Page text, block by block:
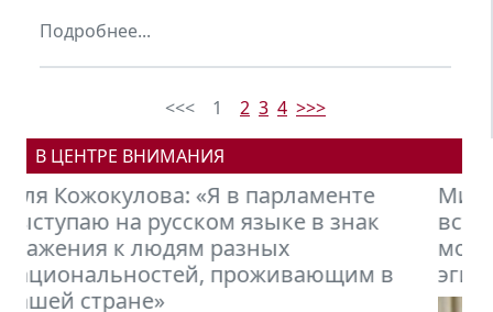
Подробнее...
<<< 1 2 3 4 >>>
В ЦЕНТРЕ ВНИМАНИЯ
Михаил Петров: Кыргызстану нужно
встраиваться в новую финансовую
модель мира, формирующуюся под
эгидой БРИКС